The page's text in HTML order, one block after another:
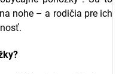
nohe – a rodičia pre ich